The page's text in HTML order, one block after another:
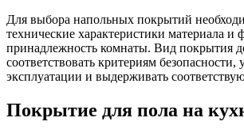
Для выбора напольных покрытий
технические характеристики материала
принадлежность комнаты. Вид покрытия
соответствовать критериям безопасности,
эксплуатации и выдерживать
Покрытие для пола на